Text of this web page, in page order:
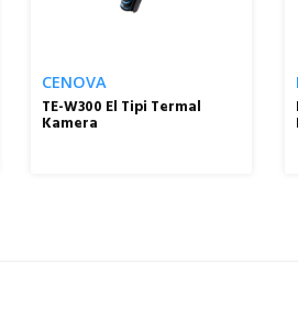
CENOVA
TE-W300 El Tipi Termal
Kamera